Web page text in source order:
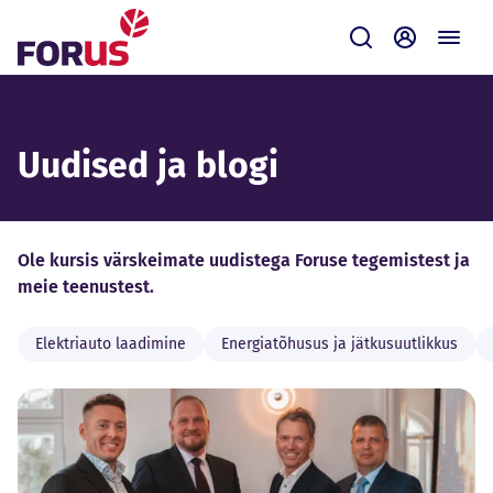
Saada
Uudised ja blogi
Ole kursis värskeimate uudistega Foruse tegemistest ja
meie teenustest.
Elektriauto laadimine Energiatõhusus ja jätkusuutlikkus